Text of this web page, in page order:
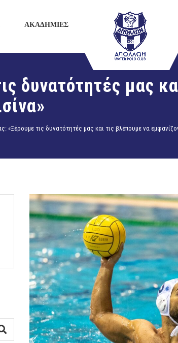
ΑΚΑΔΗΜΙΕΣ
δυνατότητές μας
«Ξέρουμε τις δυνατότητές μας και τις βλέπουμε να